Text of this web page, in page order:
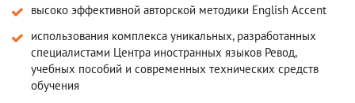
высоко эффективной авторской методики English Accent
использования комплекса уникальных, разработанных
специалистами Центра иностранных языков Ревод,
учебных пособий и современных технических средств
обучения